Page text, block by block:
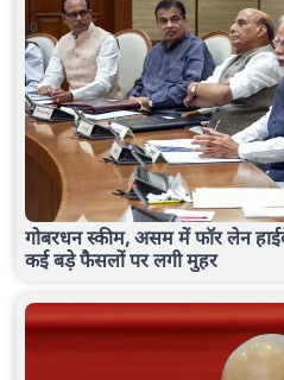
गोबरधन स्कीम, असम में फॉर लेन
कई बड़े फैसलों पर लगी मुहर